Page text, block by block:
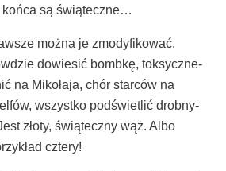
są świąteczne…
moż­na je zmo­dy­fi­ko­wać.
dowie­sić bomb­kę, tok­sycz­ne­
na Miko­ła­ja, chór star­ców na
wszyst­ko pod­świe­tlić drob­ny­
zło­ty, świą­tecz­ny wąż. Albo
cztery!